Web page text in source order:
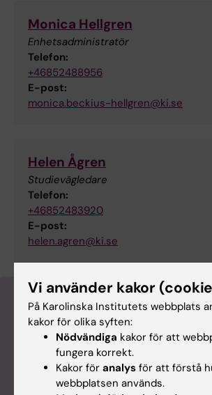
Monica Hellgren
Enhetsadministratör
Telefon:
+46852488956
E-post:
monica.beckius-hellgren@ki.se
Helen Ågren
Studievägledare
Telefon:
+46852483920
E-post:
helen.agren@ki.se
Vi använder kakor
På Karolinska Institutets webbplats
kakor för olika syften:
Nödvändiga kakor för att
fungera korrekt.
Kakor för analys för att förstå
webbplatsen används.